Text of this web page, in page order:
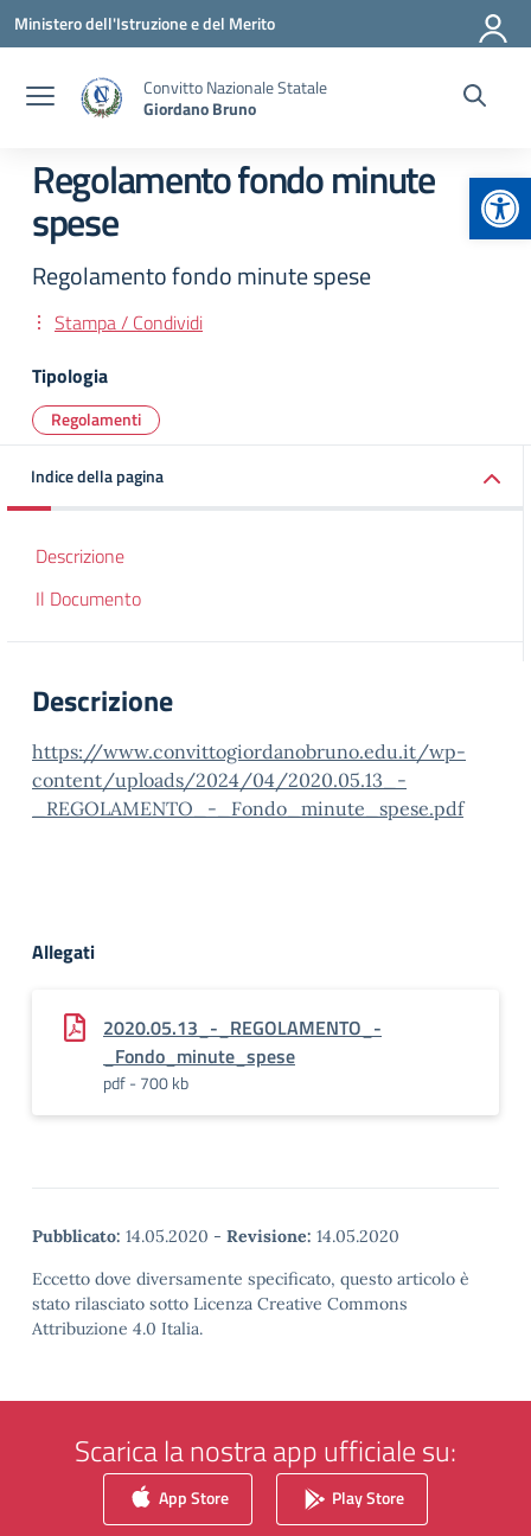
Vai ai contenuti
Vai al menu di navigazione
Vai al footer
Ministero dell'Istruzione e del Merito
Convitto Nazionale Statale
Giordano Bruno
Regolamento fondo minute
spese
Regolamento fondo minute spese
Stampa / Condividi
Tipologia
Regolamenti
Indice della pagina
Descrizione
Il Documento
Descrizione
https://www.convittogiordanobruno.edu.it/wp-
content/uploads/2024/04/2020.05.13_-
_REGOLAMENTO_-_Fondo_minute_spese.pdf
Allegati
2020.05.13_-_REGOLAMENTO_-
_Fondo_minute_spese
pdf - 700 kb
Pubblicato: 14.05.2020 - Revisione: 14.05.2020
Eccetto dove diversamente specificato, questo articolo è
stato rilasciato sotto Licenza Creative Commons
Attribuzione 4.0 Italia.
Scarica la nostra app ufficiale su:
App Store Play Store